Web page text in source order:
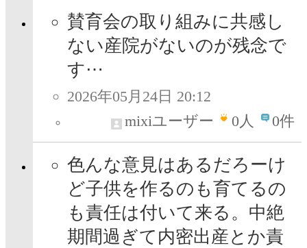
賛育会の取り組みに共感し
ない産院がないのが残念で
す⋯
2026年05月24日 20:12
mixiユーザー
0人 0件
色んな意見はあるだろーけ
ど子供を作るのも育てるの
も責任は付いて来る。中絶
期間過ぎて内密出産とか責